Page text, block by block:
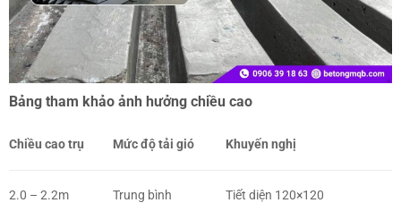
Bảng tham khảo ảnh hưởng chiều cao
Chiều cao trụ Mức độ tải gió Khuyến nghị
2.0 – 2.2m Trung bình Tiết diện 120×120